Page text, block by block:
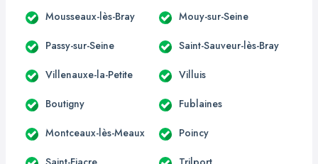
Mousseaux-lès-Bray Mouy-sur-Seine
Passy-sur-Seine Saint-Sauveur-lès-Bray
Villenauxe-la-Petite Villuis
Boutigny Fublaines
Montceaux-lès-Meaux Poincy